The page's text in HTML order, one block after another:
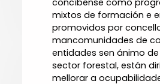
concíbense como
mixtos de formación e
promovidos por
mancomunidades de
entidades sen ánimo
sector forestal, están
mellorar a